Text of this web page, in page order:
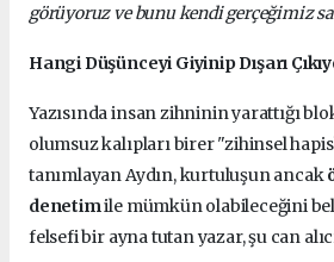
görüyoruz ve bunu kendi gerçeğimiz
Hangi Düşünceyi Giyinip Dışarı
Yazısında insan zihninin yarattığı
olumsuz kalıpları birer "zihinsel
tanımlayan Aydın, kurtuluşun ancak
denetimile mümkün olabileceğini
felsefi bir ayna tutan yazar, şu can